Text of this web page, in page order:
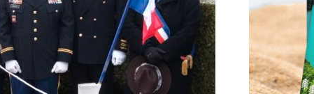
Hebdo25